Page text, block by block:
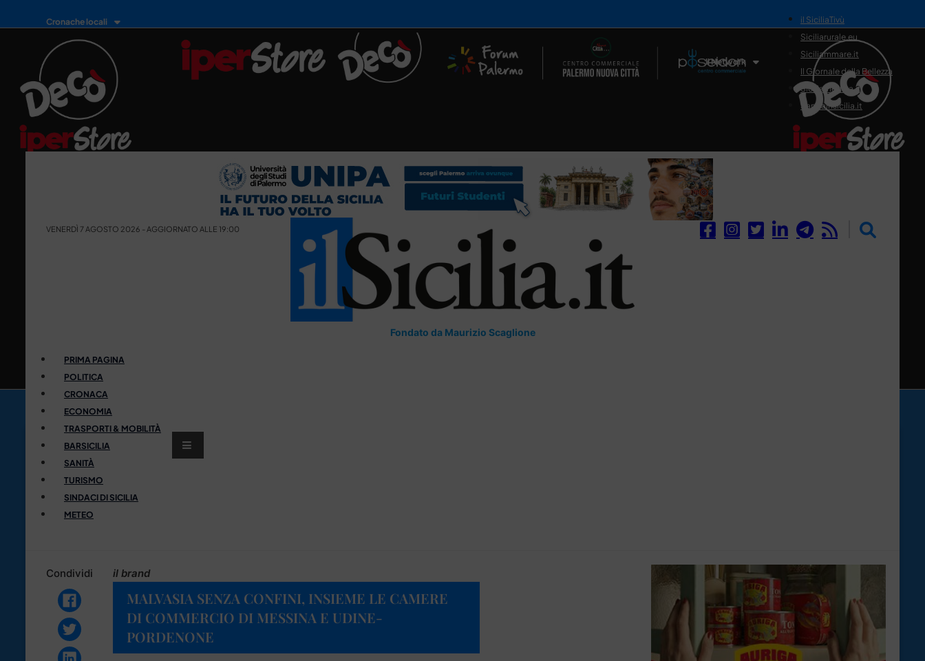
Cronache locali
Il Network
il SiciliaTivù
Siciliarurale.eu
Siciliammare.it
Il Giornale della Bellezza
Siciliamedica.it
Sanitainsicilia.it
VENERDÌ 7 AGOSTO 2026 - AGGIORNATO ALLE 19:00
Fondato da Maurizio Scaglione
PRIMA PAGINA
POLITICA
CRONACA
ECONOMIA
TRASPORTI & MOBILITÀ
BARSICILIA
SANITÀ
TURISMO
SINDACI DI SICILIA
METEO
Condividi il brand
MALVASIA SENZA CONFINI, INSIEME LE CAMERE
DI COMMERCIO DI MESSINA E UDINE-
PORDENONE